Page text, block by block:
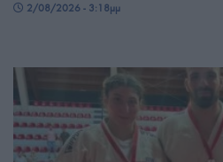
2/08/2026 - 3:18μμ